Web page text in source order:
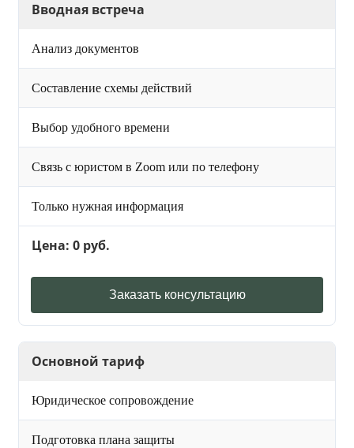
Вводная встреча
Анализ документов
Составление схемы действий
Выбор удобного времени
Связь с юристом в Zoom или по телефону
Только нужная информация
Цена: 0 руб.
Заказать консультацию
Основной тариф
Юридическое сопровождение
Подготовка плана защиты